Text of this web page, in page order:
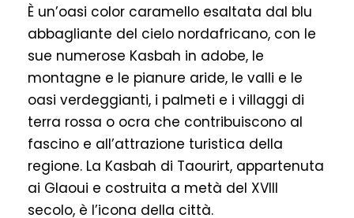
È un’oasi color caramello esaltata dal blu
abbagliante del cielo nordafricano, con le
sue numerose Kasbah in adobe, le
montagne e le pianure aride, le valli e le
oasi verdeggianti, i palmeti e i villaggi di
terra rossa o ocra che contribuiscono al
fascino e all’attrazione turistica della
regione. La Kasbah di Taourirt, appartenuta
ai Glaoui e costruita a metà del XVIII
secolo, è l’icona della città.